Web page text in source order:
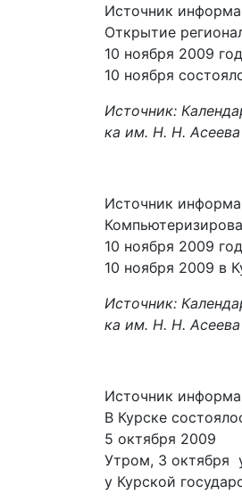
Источник
Открытие
10 ноября 2009
10 ноября
Источник:
ка им. Н. Н.
Источник
10 ноября 2009
10 ноября 2009 в
Источник:
ка им. Н. Н.
Источник
В Курске
5 октября 2009
Утром, 3 октября
у Курской